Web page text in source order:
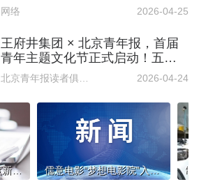
网络 2026-04-25
王府井集团 × 北京青年报，首届
青年主题文化节正式启动！五大
聚场火热招募中！
2026-04-24
支持发展生产，一季度新增发放帮扶小额信贷超100亿元 儒意电影“梦想电影院”入选2025中国公益年度记录